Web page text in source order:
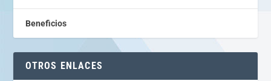
Beneficios
OTROS ENLACES